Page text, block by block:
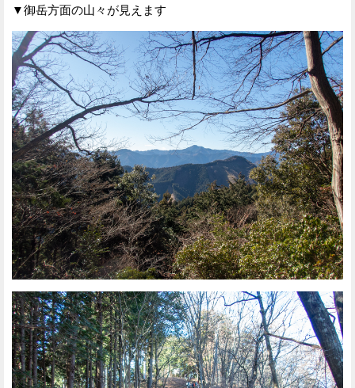
▼御岳方面の山々が見えます